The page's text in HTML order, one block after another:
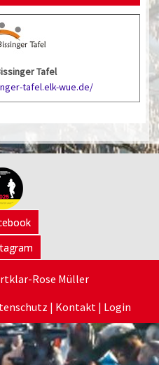
Tafel
tafel.elk-wue.de/
Rose Müller
| Kontakt | Login